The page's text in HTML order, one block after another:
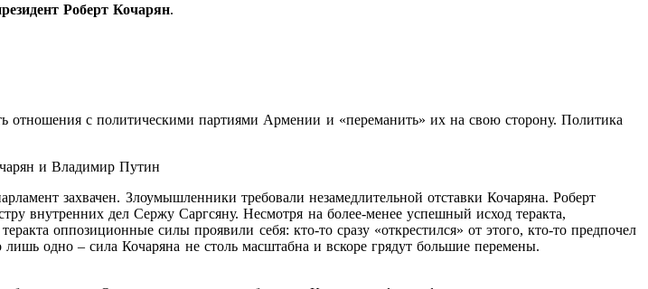
Роберт Кочарян.
отношения с политическими партиями Армении и «переманить» их на свою сторону. Политика
захвачен. Злоумышленники требовали незамедлительной отставки Кочаряна. Роберт
внутренних дел Сержу Саргсяну. Несмотря на более-менее успешный исход теракта,
оппозиционные силы проявили себя: кто-то сразу «открестился» от этого, кто-то предпочел
одно – сила Кочаряна не столь масштабна и вскоре грядут большие перемены.